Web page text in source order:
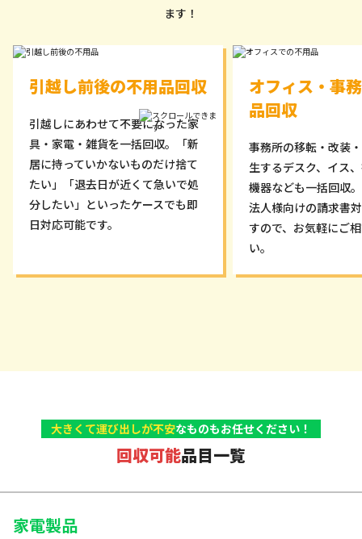
ます！
引越し前後の不用品回収
引越しにあわせて不要になった家
具・家電・雑貨を一括回収。「新
居に持っていかないものだけ捨て
たい」「退去日が近くて急いで処
分したい」といったケースでも即
日対応可能です。
オフィス・事
品回収
事務所の移転・改装
生するデスク、イス
機器なども一括回収。
法人様向けの請求書
すので、お気軽にご
い。
大きくて運び出しが不安なものもお任せください！
回収可能品目一覧
家電製品